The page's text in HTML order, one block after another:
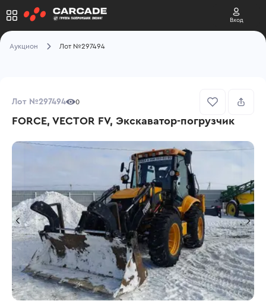
Вход
Аукцион Лот №297494
Лот №297494 0
FORCE, VECTOR FV, Экскаватор-погрузчик